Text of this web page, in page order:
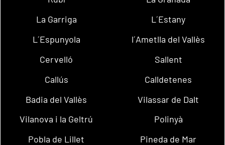
La Garriga
L´Estany
L´Espunyola
l´Ametlla del Vallès
Cervelló
Sallent
Callús
Calldetenes
Badia del Vallès
Vilassar de Dalt
Vilanova i la Geltrú
Polinyà
Pobla de Lillet
Pineda de Mar